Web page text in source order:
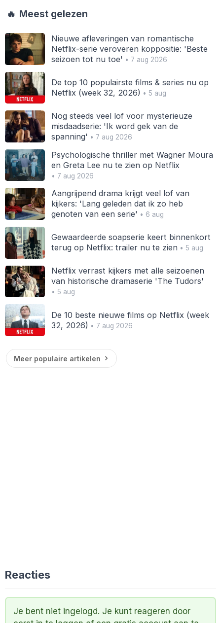
🔥 Meest gelezen
Nieuwe afleveringen van romantische
Netflix-serie veroveren koppositie: 'Beste
seizoen tot nu toe' • 7 aug 2026
De top 10 populairste films & series nu op
Netflix (week 32, 2026) • 5 aug
Nog steeds veel lof voor mysterieuze
misdaadserie: 'Ik word gek van de
spanning' • 7 aug 2026
Psychologische thriller met Wagner Moura
en Greta Lee nu te zien op Netflix
• 7 aug 2026
Aangrijpend drama krijgt veel lof van
kijkers: 'Lang geleden dat ik zo heb
genoten van een serie' • 6 aug
Gewaardeerde soapserie keert binnenkort
terug op Netflix: trailer nu te zien• 5 aug
Netflix verrast kijkers met alle seizoenen
van historische dramaserie 'The Tudors'
• 5 aug
De 10 beste nieuwe films op Netflix (week
32, 2026) • 7 aug 2026
Meer populaire artikelen
Reacties
Je bent niet ingelogd. Je kunt reageren door